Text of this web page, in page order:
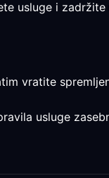
usluge i
vratite
usluge